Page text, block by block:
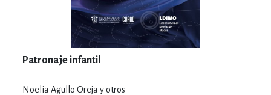
Patronaje infantil
Noelia Agullo Oreja y otros